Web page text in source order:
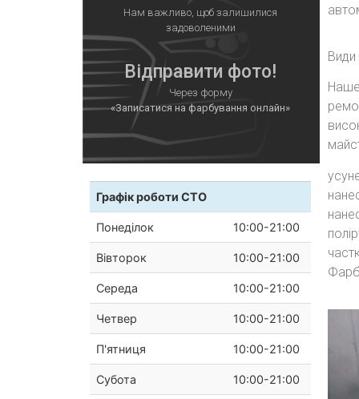
Нам важливо, щоб залишилися
задоволеними
Відправити фото!
Через форму
«Записатися на фарбування онлайн»
Графік роботи СТО
Понеділок 10:00-21:00
Вівторок 10:00-21:00
Середа 10:00-21:00
Четвер 10:00-21:00
П'ятниця 10:00-21:00
Субота 10:00-21:00
Види
Наше